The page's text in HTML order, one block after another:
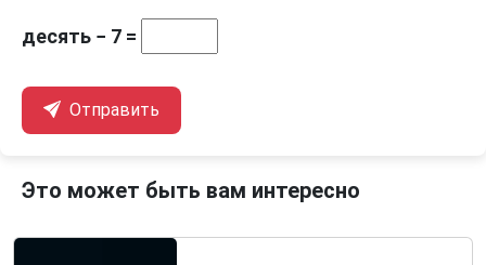
десять − 7 =
Отправить
Это может быть вам интересно